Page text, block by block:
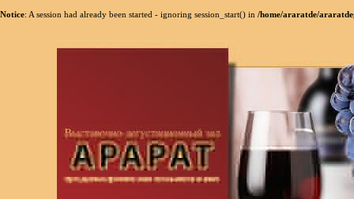
Notice: A session had already been started - ignoring session_start() in /home/araratde/